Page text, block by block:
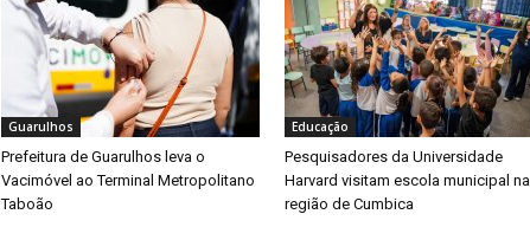
Guarulhos
Prefeitura de Guarulhos leva o
Vacimóvel ao Terminal Metropolitano
Taboão
Educação
Pesquisadores da Universidade
Harvard visitam escola municipal na
região de Cumbica